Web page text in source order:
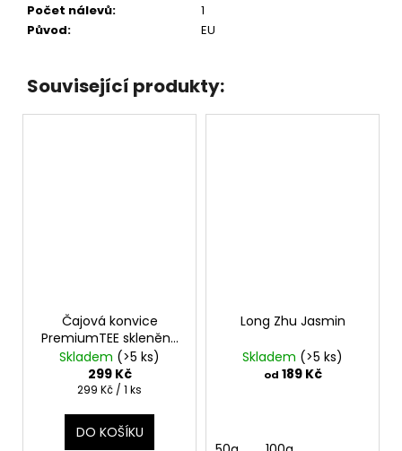
Počet nálevů:
1
Původ: EU
Související produkty:
Čajová konvice
PremiumTEE skleněná
280 ml
Skladem (>5 ks)
299 Kč
Měrná
299 Kč / 1 ks
DO KOŠÍKU
Long Zhu Jasmin
Skladem (>5 ks)
od 189 Kč